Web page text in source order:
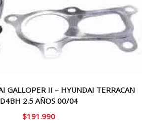
GALLOPER II – HYUNDAI TERRACAN
D4BH 2.5 AÑOS 00/04
$191.990